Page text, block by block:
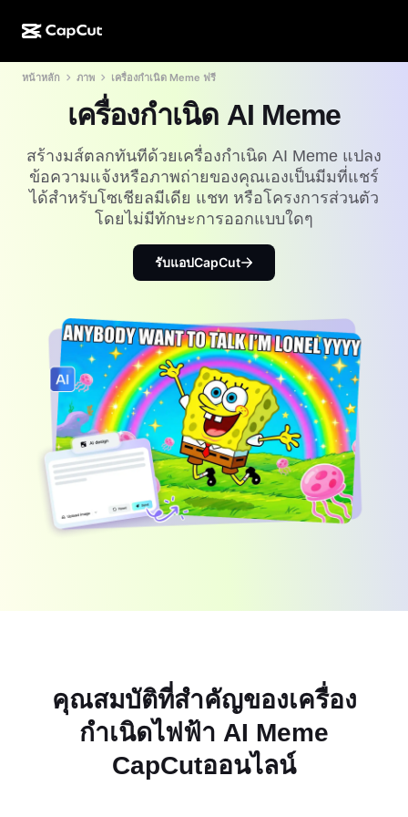
CapCut บนเดสก์ท็อป
CapCut Pad
CapCut บนมือถือ
การดีไซน์ด้วย AI
สตูดิโอวิดีโอ
ตัวสร้างวิดีโอ AI
เครื่องมือสร้างรูปภาพ AI
เครื่องมือปรับปรุงรูปภาพ AI
Dreamina Seedance 2.5
Nano Banana Pro
Gemini Omni
ข้อความและเสียง
คำบรรยายอัตโนมัติ
แม่แบบคำบรรยาย
ข้อความเป็นคำพูด
ปรับปรุงเสียงพูด
ลดเสียงรบกวน
เครื่องมือ AI
เครื่องมือสร้างและแก้ไขวิดีโอ
เครื่องมือสร้างและแก้ไขรูปภาพ
เครื่องมือสร้างและแก้ไขเสียงพูด
กรณีการใช้งาน
โซเชียลมีเดีย
การตลาด
ไลฟ์สไตล์และวล็อก
ดีไซน์แบบปรับแต่งเอง
แหล่งข้อมูล
เทรนด์ในตลาด
ตัวเลือกยอดนิยม
เทรนด์และเคล็ดลับสำหรับแม่แบบ
แม่แบบโซเชียลมีเดีย
อื่นๆ
แม่แบบเอฟเฟกต์
แม่แบบธุรกิจ
แม่แบบอุตสาหกรรม
แม่แบบรีแคป
ชุมชน
โครงการริเริ่ม
โปรแกรมไพโอเนียร์
โปรแกรม CapCut Creative Campus
ความช่วยเหลือ
ศูนย์ความเชื่อถือ
ศูนย์ช่วยเหลือ
หน้าหลัก ภาพ เครื่องกำเนิด Meme ฟรี
เครื่องกำเนิด AI Meme
สร้างมส์ตลกทันทีด้วยเครื่องกำเนิด AI Meme แปลง
ข้อความแจ้งหรือภาพถ่ายของคุณเองเป็นมีมที่แชร์
ได้สำหรับโซเชียลมีเดีย แชท หรือโครงการส่วนตัว
โดยไม่มีทักษะการออกแบบใดๆ
รับแอปCapCut
คุณสมบัติที่สำคัญของเครื่อง
กำเนิดไฟฟ้า AI Meme
CapCutออนไลน์